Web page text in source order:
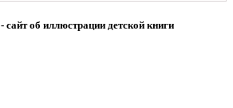
- сайт об иллюстрации детской книги